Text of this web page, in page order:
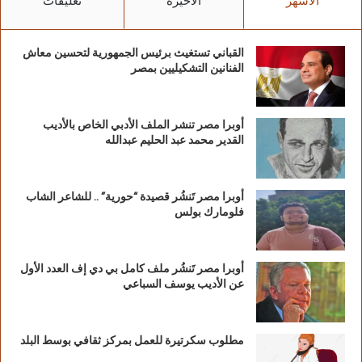
بأن يكون كل صاحب شركة ايا كان تخصصه المهني
ومستواه، ملزم بتوفير تأمين لكل عامل لديه ايا كانت
درجته الوظيفية، وهذا يشمل جميع العاملين بسوق
العمل في دولة الامارات،
إنشاء نظام حماية الاجور وفقاً لربط مركزي الكتروني،
يتم العمل علي ان يكون الخط الساخن الخاص بها
القباني تستغيث برئيس الجمهورية لتحسين معاش
الفنانين التشكيليين بمصر
أوبرا مصر تنشر الملف الأدبي الخاص بالأديب
القدير محمد عبد الحليم عبدالله
أوبرا مصر تَنشُر قصيدة “حورية” .. للشاعر الشاب
فلومارك بولس
أوبرا مصر تَنشُر ملف كامل بي دي إف العدد الأول
عن الأديب يوسف السباعي
مطلوب سكرتيرة للعمل بمركز ثقافي بوسط البلد